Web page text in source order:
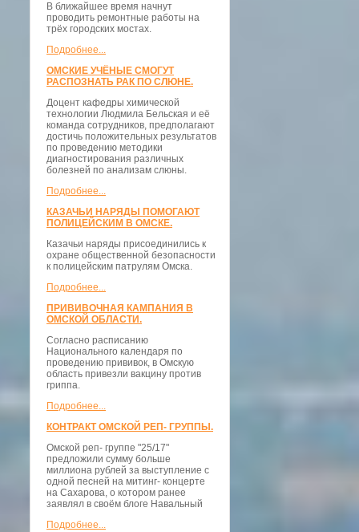
В ближайшее время начнут
проводить ремонтные работы на
трёх городских мостах.
Подробнее...
ОМСКИЕ УЧЁНЫЕ СМОГУТ
РАСПОЗНАТЬ РАК ПО СЛЮНЕ.
Доцент кафедры химической
технологии Людмила Бельская и её
команда сотрудников, предполагают
достичь положительных результатов
по проведению методики
диагностирования различных
болезней по анализам слюны.
Подробнее...
КАЗАЧЬИ НАРЯДЫ ПОМОГАЮТ
ПОЛИЦЕЙСКИМ В ОМСКЕ.
Казачьи наряды присоединились к
охране общественной безопасности
к полицейским патрулям Омска.
Подробнее...
ПРИВИВОЧНАЯ КАМПАНИЯ В
ОМСКОЙ ОБЛАСТИ.
Согласно расписанию
Национального календаря по
проведению прививок, в Омскую
область привезли вакцину против
гриппа.
Подробнее...
КОНТРАКТ ОМСКОЙ РЕП- ГРУППЫ.
Омской реп- группе "25/17"
предложили сумму больше
миллиона рублей за выступление с
одной песней на митинг- концерте
на Сахарова, о котором ранее
заявлял в своём блоге Навальный
Подробнее...